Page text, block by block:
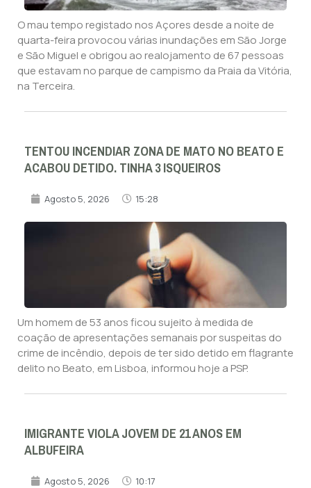
O mau tempo registado nos Açores desde a noite de
quarta-feira provocou várias inundações em São Jorge
e São Miguel e obrigou ao realojamento de 67 pessoas
que estavam no parque de campismo da Praia da Vitória,
na Terceira.
TENTOU INCENDIAR ZONA DE MATO NO BEATO E
ACABOU DETIDO. TINHA 3 ISQUEIROS
Agosto 5, 2026 15:28
Um homem de 53 anos ficou sujeito à medida de
coação de apresentações semanais por suspeitas do
crime de incêndio, depois de ter sido detido em flagrante
delito no Beato, em Lisboa, informou hoje a PSP.
IMIGRANTE VIOLA JOVEM DE 21 ANOS EM
ALBUFEIRA
Agosto 5, 2026 10:17